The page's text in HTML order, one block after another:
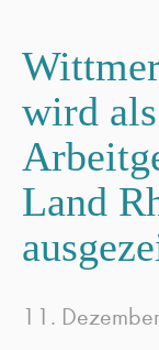
wird
Land
11.